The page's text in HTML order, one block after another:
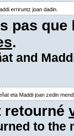
erriruntz joan dadin.
pas que
.
and
eta Maddi joan zedin
retourné
to the